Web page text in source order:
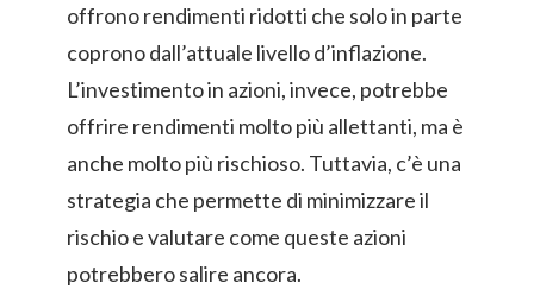
offrono rendimenti ridotti che solo in parte
coprono dall’attuale livello d’inflazione.
L’investimento in azioni, invece, potrebbe
offrire rendimenti molto più allettanti, ma è
anche molto più rischioso. Tuttavia, c’è una
strategia che permette di minimizzare il
rischio e valutare come queste azioni
potrebbero salire ancora.